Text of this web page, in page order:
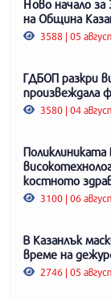
Ново начало
на Община
3588 | 05
ГДБОП разкри
произвеждала
3580 | 04
Поликлиниката
костното
3100 | 06
В Казанлък
време на
2746 | 05